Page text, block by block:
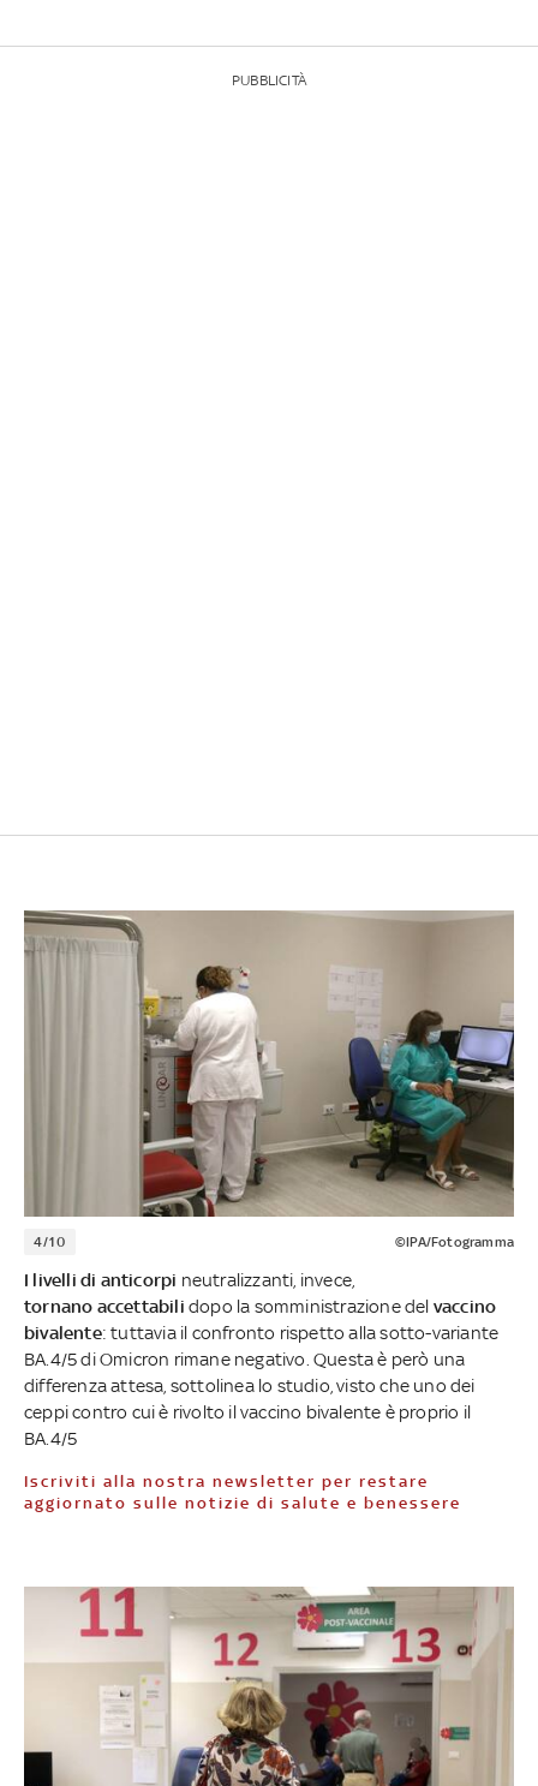
PUBBLICITÀ
4/10 ©IPA/Fotogramma
I livelli di anticorpi neutralizzanti, invece,
tornano accettabili dopo la somministrazione del vaccino
bivalente: tuttavia il confronto rispetto alla sotto-variante
BA.4/5 di Omicron rimane negativo. Questa è però una
differenza attesa, sottolinea lo studio, visto che uno dei
ceppi contro cui è rivolto il vaccino bivalente è proprio il
BA.4/5
Iscriviti alla nostra newsletter per restare
aggiornato sulle notizie di salute e benessere